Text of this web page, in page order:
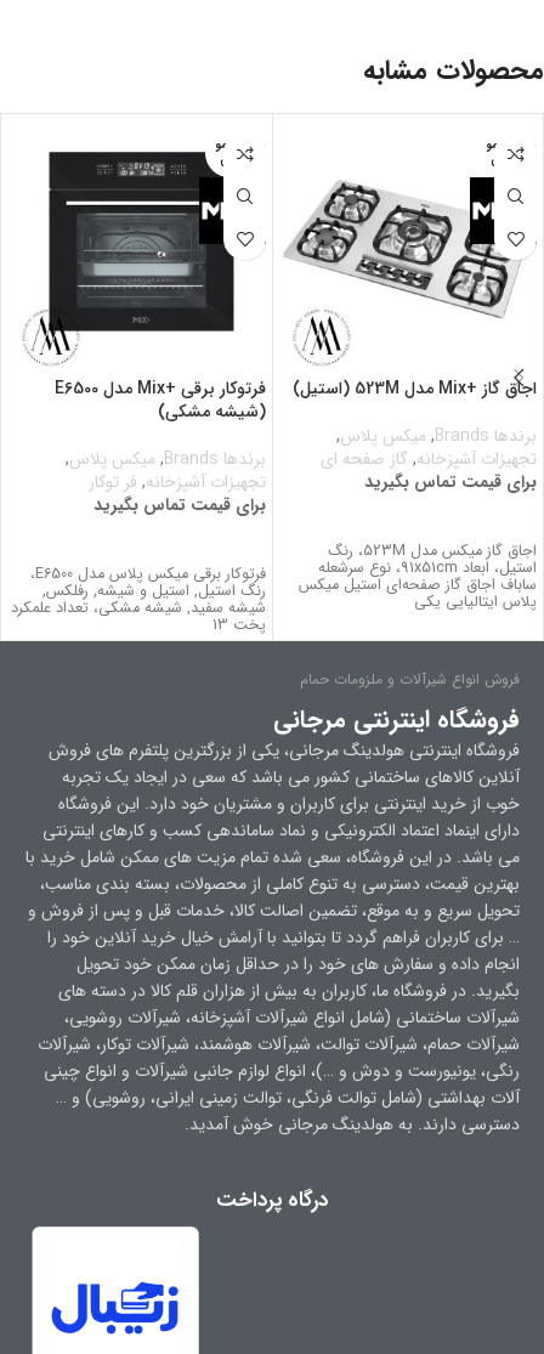
محصولات مشابه
اتمام مو
جودی
اجاق گاز +Mix مدل 523M (استیل)
برندها Brands
, میکس پلاس,
تجهیزات آشپزخانه, گاز صفحه ای
برای قیمت تماس بگیرید
اجاق گاز میکس مدل 523M، رنگ
استیل، ابعاد 91x51cm، نوع سرشعله
ساباف اجاق گاز صفحه‌ای استیل میکس
پلاس ایتالیایی یکی
اتمام مو
جودی
فرتوکار برقی +Mix مدل E6500
(شیشه مشکی)
برندها Brands
, میکس پلاس,
تجهیزات آشپزخانه, فر توکار
برای قیمت تماس بگیرید
فرتوکار برقی میکس پلاس مدل E6500،
رنگ استیل, استیل و شیشه, رفلکس,
شیشه سفید, شیشه مشکی، تعداد علمکرد
پخت 13
فروش انواع شیرآلات و ملزومات حمام
فروشگاه اینترنتی مرجانی
فروشگاه اینترنتی هولدینگ مرجانی، یکی از بزرگترین پلتفرم های فروش
آنلاین کالاهای ساختمانی کشور می باشد که سعی در ایجاد یک تجربه
خوب از خرید اینترنتی برای کاربران و مشتریان خود دارد. این فروشگاه
دارای اینماد اعتماد الکترونیکی و نماد ساماندهی کسب و کارهای اینترنتی
می باشد. در این فروشگاه، سعی شده تمام مزیت های ممکن شامل خرید با
بهترین قیمت، دسترسی به تنوع کاملی از محصولات، بسته بندی مناسب،
تحویل سریع و به موقع، تضمین اصالت کالا، خدمات قبل و پس از فروش و
… برای کاربران فراهم گردد تا بتوانید با آرامش خیال خرید آنلاین خود را
انجام داده و سفارش های خود را در حداقل زمان ممکن خود تحویل
بگیرید. در فروشگاه ما، کاربران به بیش از هزاران قلم کالا در دسته های
شیرآلات ساختمانی (شامل انواع شیرآلات آشپزخانه، شیرآلات روشویی،
شیرآلات حمام، شیرآلات توالت، شیرآلات هوشمند، شیرآلات توکار، شیرآلات
رنگی، یونیورست و دوش و …)، انواع لوازم جانبی شیرآلات و انواع چینی
آلات بهداشتی (شامل توالت فرنگی، توالت زمینی ایرانی، روشویی) و …
دسترسی دارند. به هولدینگ مرجانی خوش آمدید.
درگاه پرداخت